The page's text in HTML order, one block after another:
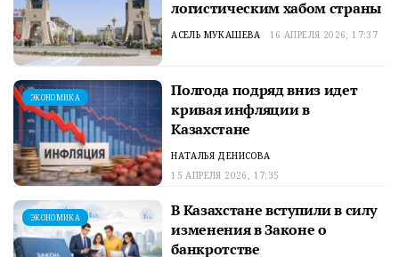
логистическим хабом страны
АСЕЛЬ МУКАШЕВА 16 АПРЕЛЯ 2026, 17:37
ЭКОНОМИКА
Полгода подряд вниз идет
кривая инфляции в
Казахстане
НАТАЛЬЯ ДЕНИСОВА
15 АПРЕЛЯ 2026, 17:35
ЭКОНОМИКА
В Казахстане вступили в силу
изменения в Законе о
банкротстве